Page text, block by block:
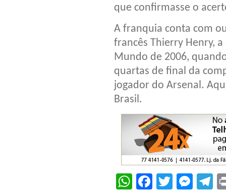
que confirmasse o
A franquia conta com
francês Thierry Henry,
Mundo de 2006,
quartas de final da
jogador do Arsenal.
Brasil.
WhatsApp
Facebook
Twitter